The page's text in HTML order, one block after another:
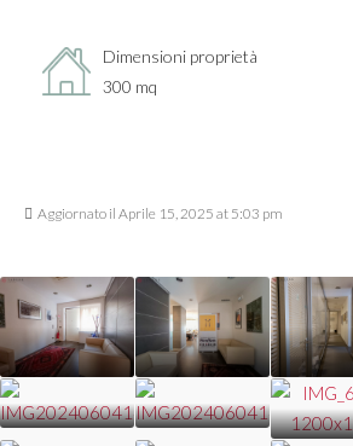
Dimensioni proprietà
300 mq
Aggiornato il Aprile 15, 2025 at 5:03 pm